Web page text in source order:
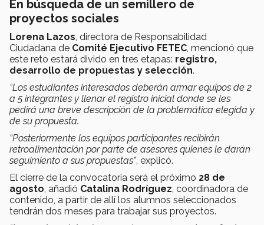
En búsqueda de un semillero de
proyectos sociales
Lorena Lazos, directora de Responsabilidad
Ciudadana de Comité Ejecutivo FETEC, mencionó que
este reto estará divido en tres etapas: registro,
desarrollo de propuestas y selección.
“Los estudiantes interesados deberán armar equipos de 2
a 5 integrantes y llenar el registro inicial donde se les
pedirá una breve descripción de la problemática elegida y
de su propuesta.
“Posteriormente los equipos participantes recibirán
retroalimentación por parte de asesores quienes le darán
seguimiento a sus propuestas”, explicó.
El cierre de la convocatoria será el próximo 28 de
agosto, añadió Catalina Rodríguez, coordinadora de
contenido, a partir de allí los alumnos seleccionados
tendrán dos meses para trabajar sus proyectos.